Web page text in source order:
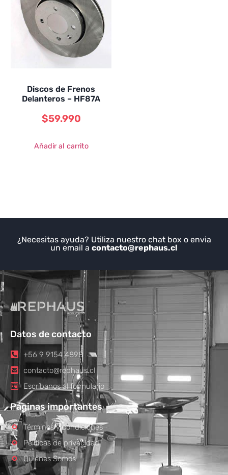
Discos de Frenos
Delanteros – HF87A
$59.990
Añadir al carrito
¿Necesitas ayuda? Utiliza nuestro chat box o envia
un email a contacto@rephaus.cl
Datos de contacto
+56 9 9154 4898
contacto@rephaus.cl
Escríbanos al formulario
Páginas importantes
Términos y condiciones
Políticas de privacidad
Quiénes Somos